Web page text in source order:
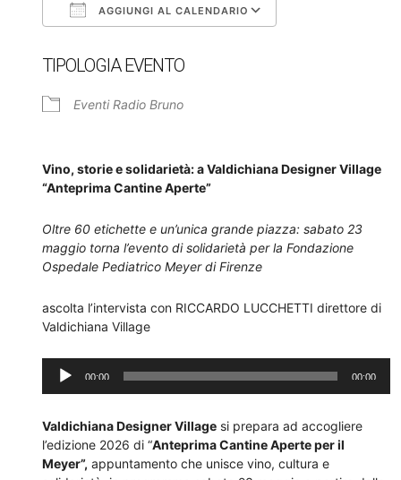
AGGIUNGI AL CALENDARIO
TIPOLOGIA EVENTO
Eventi Radio Bruno
Vino, storie e solidarietà: a Valdichiana Designer Village
“Anteprima Cantine Aperte”
Oltre 60 etichette e un’unica grande piazza: sabato 23
maggio torna l’evento di solidarietà per la Fondazione
Ospedale Pediatrico Meyer di Firenze
ascolta l’intervista con RICCARDO LUCCHETTI direttore di
Valdichiana Village
Audio
Player
00:00 00:00
Valdichiana Designer Village si prepara ad accogliere
l’edizione 2026 di “Anteprima Cantine Aperte per il
Meyer”, appuntamento che unisce vino, cultura e